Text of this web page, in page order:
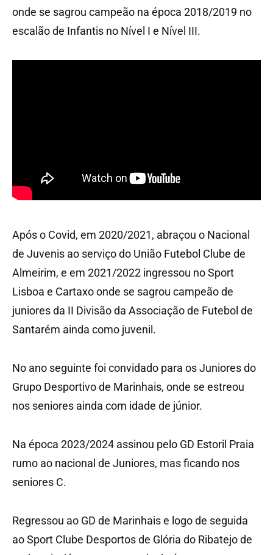
onde se sagrou campeão na época 2018/2019 no
escalão de Infantis no Nível I e Nível III.
Após o Covid, em 2020/2021, abraçou o Nacional
de Juvenis ao serviço do União Futebol Clube de
Almeirim, e em 2021/2022 ingressou no Sport
Lisboa e Cartaxo onde se sagrou campeão de
juniores da II Divisão da Associação de Futebol de
Santarém ainda como juvenil.
No ano seguinte foi convidado para os Juniores do
Grupo Desportivo de Marinhais, onde se estreou
nos seniores ainda com idade de júnior.
Na época 2023/2024 assinou pelo GD Estoril Praia
rumo ao nacional de Juniores, mas ficando nos
seniores C.
Regressou ao GD de Marinhais e logo de seguida
ao Sport Clube Desportos de Glória do Ribatejo de